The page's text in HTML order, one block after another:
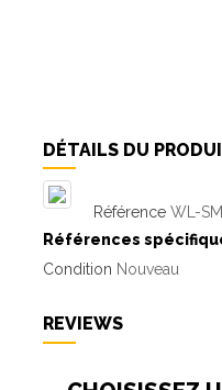
DÉTAILS DU
Référence WL-
Références
Condition Nouveau
REVIEWS